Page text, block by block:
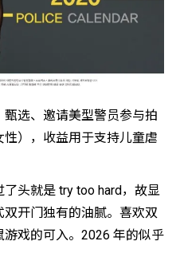
选、邀请美型警员参与拍
），收益用于支持儿童虐
头就是 try too hard，故显
开门独有的油腻。喜欢双
戏的可入。2026 年的似乎